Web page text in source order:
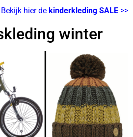
Bekijk hier de kinderkleding SALE >>
winter